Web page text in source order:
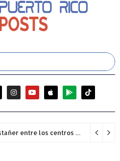
Hospital General de Castañer entre los centros de salud comunitarios con mejor desempeño clínico de Estados Unidos